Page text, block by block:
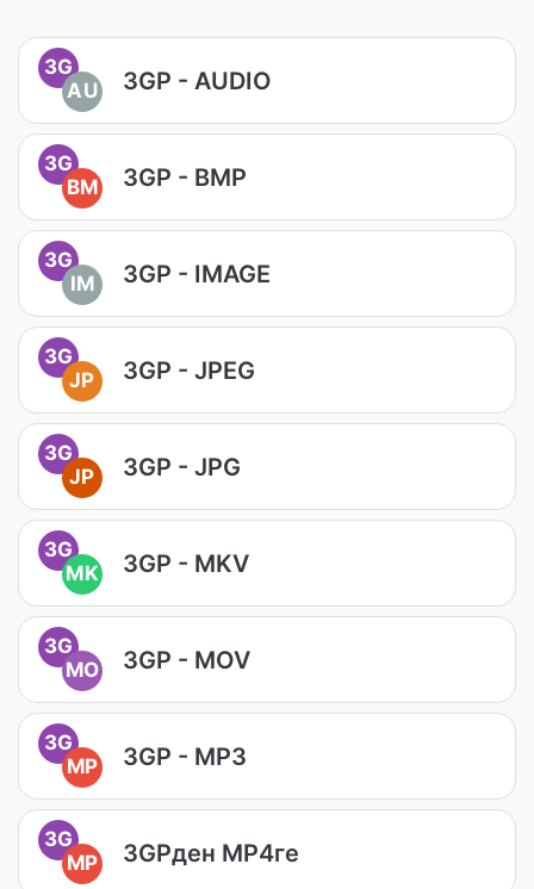
3G
AU
3GP - AUDIO
3G
BM
3GP - BMP
3G
IM
3GP - IMAGE
3G
JP
3GP - JPEG
3G
JP
3GP - JPG
3G
MK
3GP - MKV
3G
MO
3GP - MOV
3G
MP
3GP - MP3
3G
MP
3GPден MP4ге